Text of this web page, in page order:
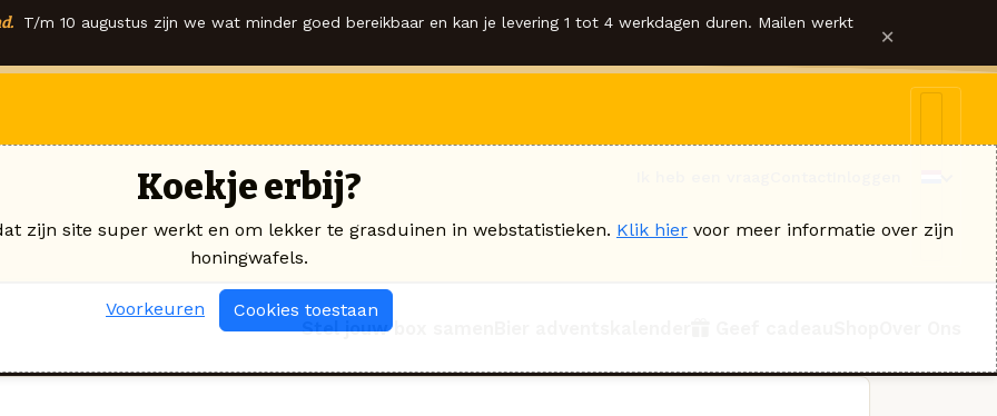
T/m 10 augustus zijn we wat minder goed bereikbaar en kan je levering 1 tot 4 werkdagen duren. Mailen werkt ×
Stel jouw box samen
Koekje erbij?
zijn site super werkt en om lekker te grasduinen in webstatistieken. Klik hier voor meer informatie over zijn
honingwafels.
Voorkeuren Cookies toestaan